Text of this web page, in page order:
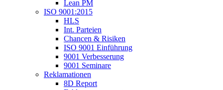
Lean PM
ISO 9001:2015
HLS
Int. Parteien
Chancen & Risiken
ISO 9001 Einführung
9001 Verbesserung
9001 Seminare
Reklamationen
8D Report